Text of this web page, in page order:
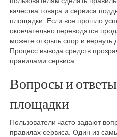
качества товара и сервиса
площадки. Если все прошло
окончательно переводятся
можете открыть спор и вернуть
Процесс вывода средств
правилами сервиса.
Вопросы и
площадки
Пользователи часто задают
правилах сервиса. Один из